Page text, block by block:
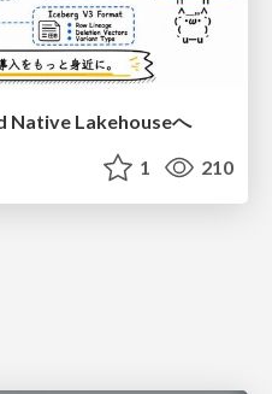
Native Lakehouseへ
1 210